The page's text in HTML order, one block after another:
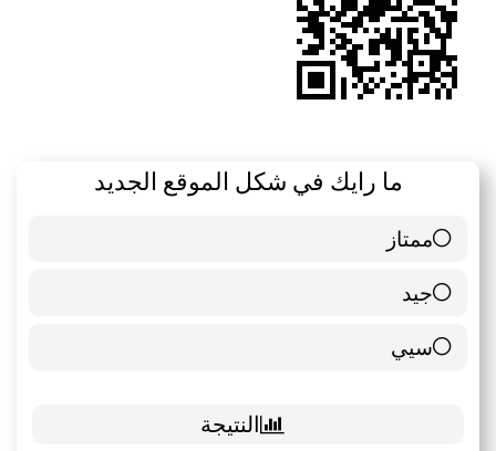
ما رايك في شكل الموقع الجديد
ممتاز
6 ( 85.71 % )
جيد
0 ( 0 % )
سيي
1 ( 14.29 % )